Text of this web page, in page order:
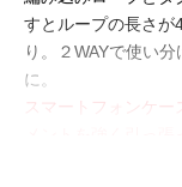
すとループの長さが
り。２WAYで使い
に。
スマートフォンケ
メントを強く引っ
ます。破損が無い